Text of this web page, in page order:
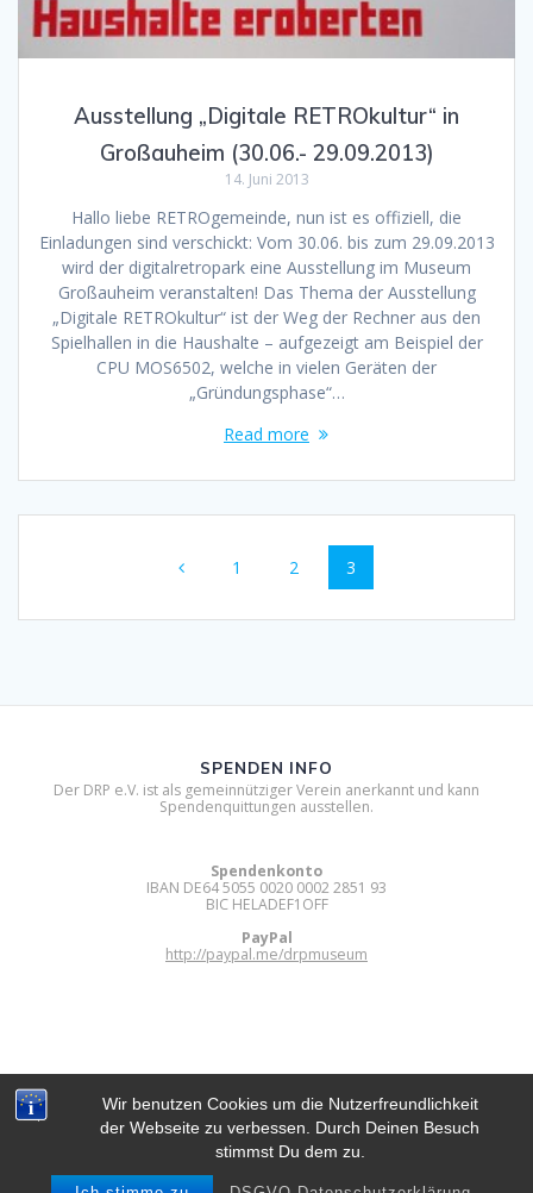
Wir benutzen Cookies um die Nutzerfreundlichkeit
der Webseite zu verbessen. Durch Deinen Besuch
stimmst Du dem zu.
Ausstellung „Digitale RETROkultur“ in
Großauheim (30.06.- 29.09.2013)
14. Juni 2013
Hallo liebe RETROgemeinde, nun ist es offiziell, die
Einladungen sind verschickt: Vom 30.06. bis zum 29.09.2013
wird der digitalretropark eine Ausstellung im Museum
Großauheim veranstalten! Das Thema der Ausstellung
„Digitale RETROkultur“ ist der Weg der Rechner aus den
Spielhallen in die Haushalte – aufgezeigt am Beispiel der
CPU MOS6502, welche in vielen Geräten der
„Gründungsphase“…
Read more
navigation
Page
1 Page
2 Page
3
DIGITAL RETRO PARK E.V.
© 2012 - 2026 Digital Retro Park e.V..
SPENDEN INFO
Der DRP e.V. ist als gemeinnütziger Verein anerkannt und kann
Spendenquittungen ausstellen.
Spendenkonto
IBAN DE64 5055 0020 0002 2851 93
BIC HELADEF1OFF
PayPal
http://paypal.me/drpmuseum